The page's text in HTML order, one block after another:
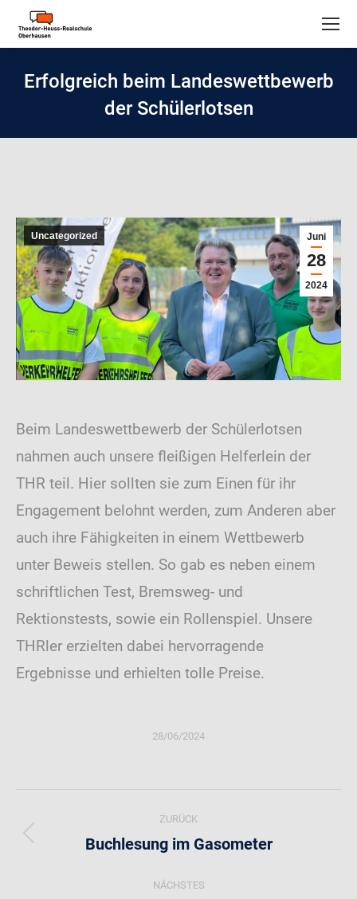
Erfolgreich beim Landeswettbewerb
der Schülerlotsen
Juni
28
2024
Uncategorized
Beim Landeswettbewerb der Schülerlotsen
nahmen auch unsere fleißigen Helferlein der
THR teil. Hier sollten sie zum Einen für ihr
Engagement belohnt werden, zum Anderen aber
auch ihre Fähigkeiten in einem Wettbewerb
unter Beweis stellen. So gab es neben einem
schriftlichen Test, Bremsweg- und
Rektionstests, sowie ein Rollenspiel. Unsere
THRler erzielten dabei hervorragende
Ergebnisse und erhielten tolle Preise.
28/06/2024
Kommentarnavigation
ZURÜCK
Vorheriger
Buchlesung im Gasometer
NÄCHSTES